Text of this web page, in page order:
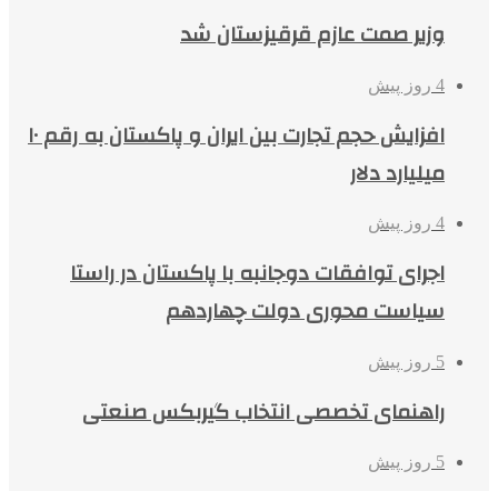
وزیر صمت عازم قرقیزستان شد
4 روز پیش
افزایش حجم تجارت بین ایران و پاکستان به رقم ۱۰
میلیارد دلار
4 روز پیش
اجرای توافقات دوجانبه با پاکستان در راستا
سیاست محوری دولت چهاردهم
5 روز پیش
راهنمای تخصصی انتخاب گیربکس صنعتی
5 روز پیش